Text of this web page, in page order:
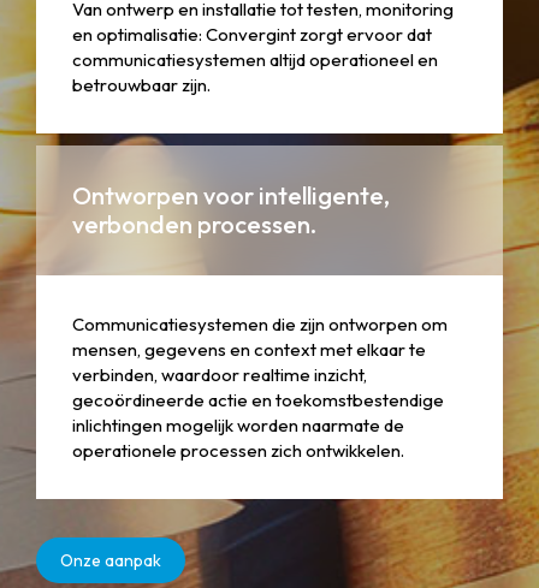
Van ontwerp en installatie tot testen, monitoring
en optimalisatie: Convergint zorgt ervoor dat
communicatiesystemen altijd operationeel en
betrouwbaar zijn.
Ontworpen voor intelligente,
verbonden processen.
Communicatiesystemen die zijn ontworpen om
mensen, gegevens en context met elkaar te
verbinden, waardoor realtime inzicht,
gecoördineerde actie en toekomstbestendige
inlichtingen mogelijk worden naarmate de
operationele processen zich ontwikkelen.
Onze aanpak